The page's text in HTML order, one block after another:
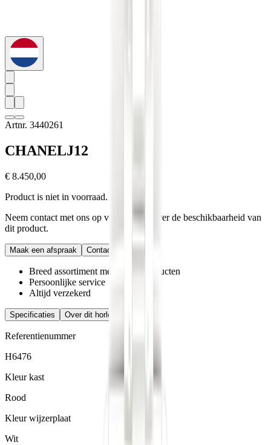
Artnr. 3440261
CHANELJ12
€ 8.450,00
Product is niet in voorraad.
Neem contact met ons op voor vragen over de beschikbaarheid van
dit product.
Maak een afspraak Contact
Breed assortiment merken en producten
Persoonlijke service
Altijd verzekerd
Specificaties Over dit horloge
Referentienummer
H6476
Kleur kast
Rood
Kleur wijzerplaat
Wit